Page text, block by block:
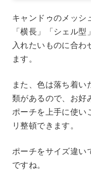
キャンドゥのメッシ
「横長」「シェル型
入れたいものに合わ
ます。
また、色は落ち着
類があるので、お好
ポーチを上手に使い
リ整頓できます。
ポーチをサイズ違い
ですね。